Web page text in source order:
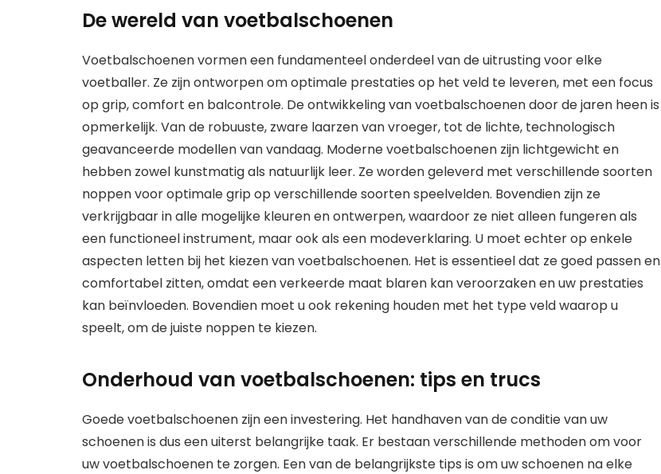
De wereld van voetbalschoenen
Voetbalschoenen vormen een fundamenteel onderdeel van de uitrusting voor elke
voetballer. Ze zijn ontworpen om optimale prestaties op het veld te leveren, met een focus
op grip, comfort en balcontrole. De ontwikkeling van voetbalschoenen door de jaren heen is
opmerkelijk. Van de robuuste, zware laarzen van vroeger, tot de lichte, technologisch
geavanceerde modellen van vandaag. Moderne voetbalschoenen zijn lichtgewicht en
hebben zowel kunstmatig als natuurlijk leer. Ze worden geleverd met verschillende soorten
noppen voor optimale grip op verschillende soorten speelvelden. Bovendien zijn ze
verkrijgbaar in alle mogelijke kleuren en ontwerpen, waardoor ze niet alleen fungeren als
een functioneel instrument, maar ook als een modeverklaring. U moet echter op enkele
aspecten letten bij het kiezen van voetbalschoenen. Het is essentieel dat ze goed passen en
comfortabel zitten, omdat een verkeerde maat blaren kan veroorzaken en uw prestaties
kan beïnvloeden. Bovendien moet u ook rekening houden met het type veld waarop u
speelt, om de juiste noppen te kiezen.
Onderhoud van voetbalschoenen: tips en trucs
Goede voetbalschoenen zijn een investering. Het handhaven van de conditie van uw
schoenen is dus een uiterst belangrijke taak. Er bestaan verschillende methoden om voor
uw voetbalschoenen te zorgen. Een van de belangrijkste tips is om uw schoenen na elke